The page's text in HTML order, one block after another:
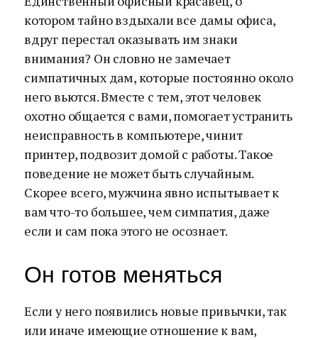
котором тайно вздыхали все дамы офиса,
вдруг перестал оказывать им знаки
внимания? Он словно не замечает
симпатичных дам, которые постоянно около
него вьются. Вместе с тем, этот человек
охотно общается с вами, помогает устранить
неисправность в компьютере, чинит
принтер, подвозит домой с работы. Такое
поведение не может быть случайным.
Скорее всего, мужчина явно испытывает к
вам что-то большее, чем симпатия, даже
если и сам пока этого не осознает.
Он готов меняться
Если у него появились новые привычки, так
или иначе имеющие отношение к вам,